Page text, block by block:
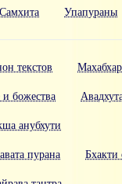
Самхита Упапураны
текстов
и божества
анубхути
пурана Бхакти